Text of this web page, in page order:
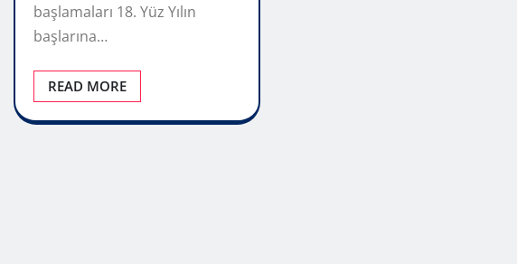
başlamaları 18. Yüz Yılın
başlarına…
READ MORE